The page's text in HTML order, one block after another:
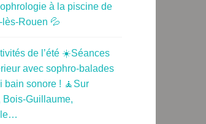
à la piscine de
lès-Rouen 💦
de l’été ☀️Séances
avec sophro-balades
bain sonore ! 🧘Sur
Bois-Guillaume,